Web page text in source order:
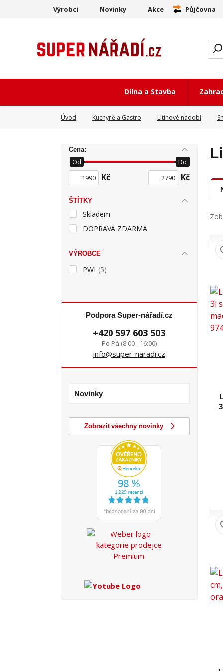
Výrobci Novinky Akce Půjčovna
Dílna a Stavba
Úvod Kuchyně a Gastro Litinové nádobí
Cena:
Kč
Od Do
Kč
ŠTÍTKY
Skladem
DOPRAVA ZDARMA
VÝROBCE
PWI (5)
Podpora Super-nářadí.cz
+420 597 603 503
Po-Pá (8:00 - 16:00)
info@super-naradi.cz
Novinky
Zobrazit všechny novinky